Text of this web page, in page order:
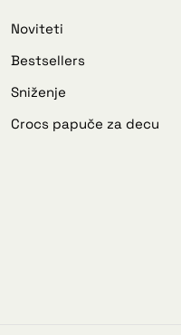
Noviteti
Bestsellers
Sniženje
Crocs papuče za decu